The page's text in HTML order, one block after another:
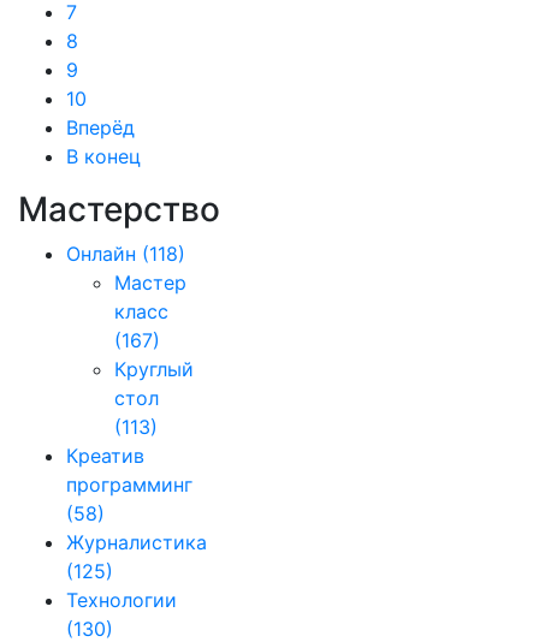
7
8
9
10
Вперёд
В конец
Мастерство
Онлайн (118)
Мастер
класс
(167)
Круглый
стол
(113)
Креатив
программинг
(58)
Журналистика
(125)
Технологии
(130)